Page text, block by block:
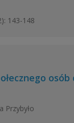
143-148
Przybyło